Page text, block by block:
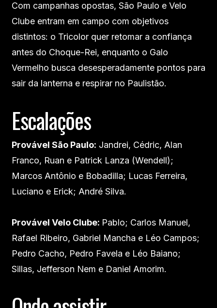
Com campanhas opostas, São Paulo e Velo
Clube entram em campo com objetivos
distintos: o Tricolor quer retomar a confiança
antes do Choque-Rei, enquanto o Galo
Vermelho busca desesperadamente pontos para
sair da lanterna e respirar no Paulistão.
Escalações
Provável São Paulo: Jandrei, Cédric, Alan
Franco, Ruan e Patrick Lanza (Wendell);
Marcos Antônio e Bobadilla; Lucas Ferreira,
Luciano e Erick; André Silva.
Provável Velo Clube: Pablo; Carlos Manuel,
Rafael Ribeiro, Gabriel Mancha e Léo Campos;
Pedro Cacho, Pedro Favela e Léo Baiano;
Sillas, Jefferson Nem e Daniel Amorim.